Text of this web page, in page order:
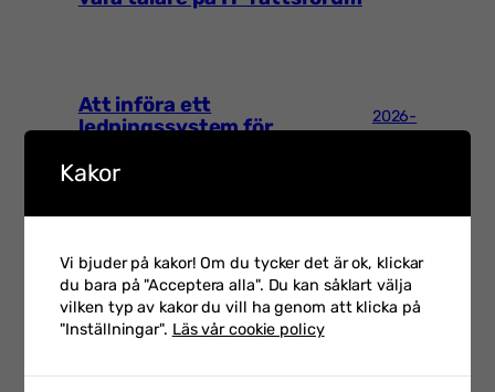
Att införa ett
ledningssystem för
2026-
Talarintervju inför Hot &
Säkerhet 2026 med Petra
Klein som är CSO på
Swedbank
2026-
02-23
Kakor
Vi bjuder på kakor! Om du tycker det är ok, klickar
du bara på "Acceptera alla". Du kan såklart välja
vilken typ av kakor du vill ha genom att klicka på
"Inställningar". Läs vår cookie policy